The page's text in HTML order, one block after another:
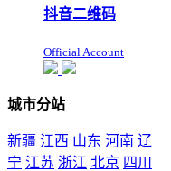
抖音二维码
Official Account
城市分站
新疆 江西 山东 河南 辽
宁 江苏 浙江 北京 四川